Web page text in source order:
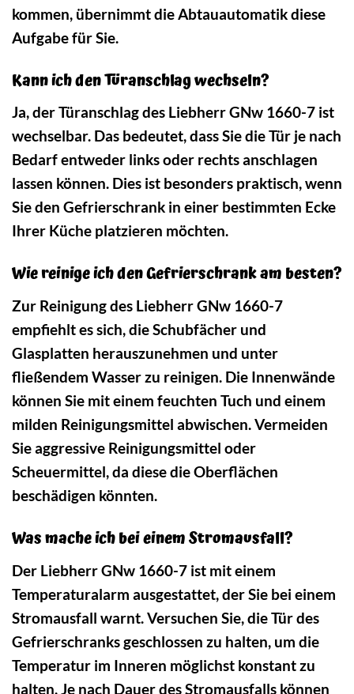
kommen, übernimmt die Abtauautomatik diese
Aufgabe für Sie.
Kann ich den Türanschlag wechseln?
Ja, der Türanschlag des Liebherr GNw 1660-7 ist
wechselbar. Das bedeutet, dass Sie die Tür je nach
Bedarf entweder links oder rechts anschlagen
lassen können. Dies ist besonders praktisch, wenn
Sie den Gefrierschrank in einer bestimmten Ecke
Ihrer Küche platzieren möchten.
Wie reinige ich den Gefrierschrank am besten?
Zur Reinigung des Liebherr GNw 1660-7
empfiehlt es sich, die Schubfächer und
Glasplatten herauszunehmen und unter
fließendem Wasser zu reinigen. Die Innenwände
können Sie mit einem feuchten Tuch und einem
milden Reinigungsmittel abwischen. Vermeiden
Sie aggressive Reinigungsmittel oder
Scheuermittel, da diese die Oberflächen
beschädigen könnten.
Was mache ich bei einem Stromausfall?
Der Liebherr GNw 1660-7 ist mit einem
Temperaturalarm ausgestattet, der Sie bei einem
Stromausfall warnt. Versuchen Sie, die Tür des
Gefrierschranks geschlossen zu halten, um die
Temperatur im Inneren möglichst konstant zu
halten. Je nach Dauer des Stromausfalls können